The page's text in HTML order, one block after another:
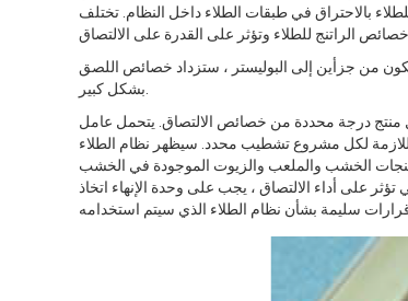
بالاحتراق في طبقات الطلاء داخل النظام. تختلف
من جزأين إلى البوليستر ، ستزداد خصائص اللصق
منتج درجة محددة من خصائص الالتصاق. يتحمل عامل
لكل مشروع تشطيب محدد. سيظهر نظام الطلاء
الخشب والملعب والزيوت الموجودة في الخشب
على أداء الالتصاق ، يجب على وحدة الإنهاء اتخاذ